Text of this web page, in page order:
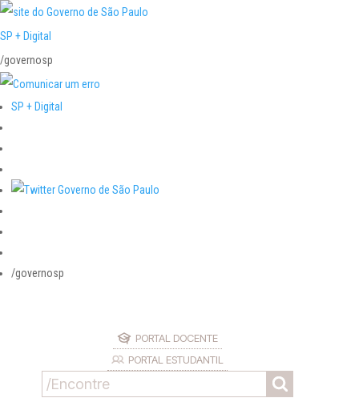
SP + Digital
/governosp
SP + Digital
/governosp
PORTAL DOCENTE
PORTAL ESTUDANTIL